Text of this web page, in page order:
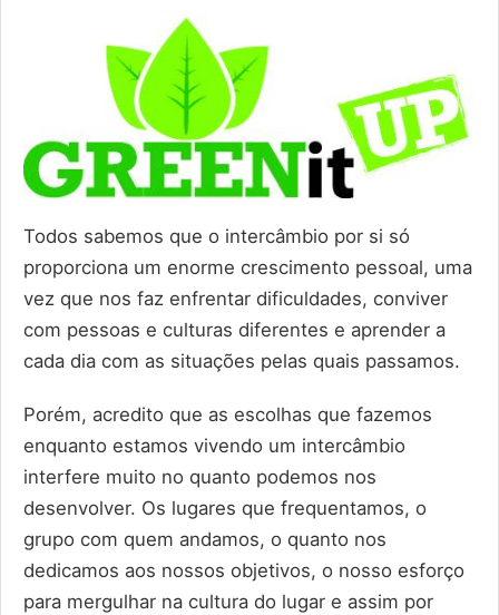
Todos sabemos que o intercâmbio por si só
proporciona um enorme crescimento pessoal, uma
vez que nos faz enfrentar dificuldades, conviver
com pessoas e culturas diferentes e aprender a
cada dia com as situações pelas quais passamos.
Porém, acredito que as escolhas que fazemos
enquanto estamos vivendo um intercâmbio
interfere muito no quanto podemos nos
desenvolver. Os lugares que frequentamos, o
grupo com quem andamos, o quanto nos
dedicamos aos nossos objetivos, o nosso esforço
para mergulhar na cultura do lugar e assim por